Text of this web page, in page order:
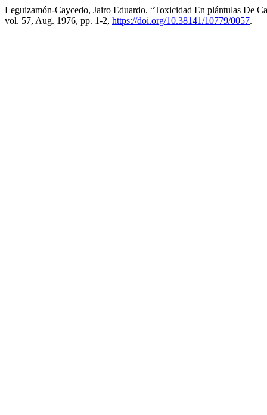
Leguizamón-Caycedo, Jairo Eduardo. “Toxicidad En plántulas De
vol. 57, Aug. 1976, pp. 1-2, https://doi.org/10.38141/10779/0057.